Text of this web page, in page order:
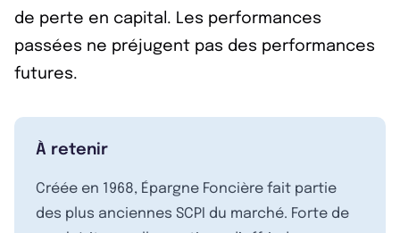
de perte en capital. Les performances
passées ne préjugent pas des performances
futures.
À retenir
Créée en 1968, Épargne Foncière fait partie
des plus anciennes SCPI du marché. Forte de